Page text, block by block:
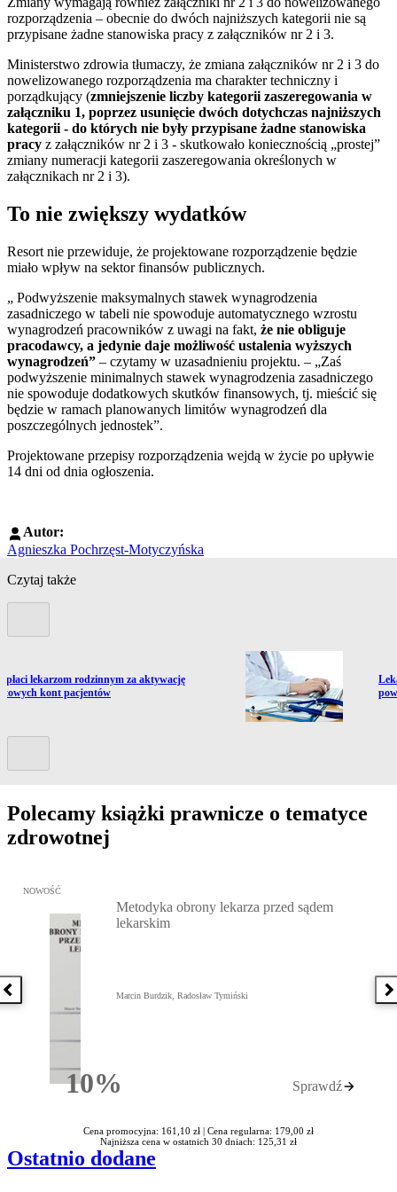
rozporządzenia – obecnie do dwóch najniższych kategorii nie są
przypisane żadne stanowiska pracy z załączników nr 2 i 3.
Ministerstwo zdrowia tłumaczy, że zmiana załączników nr 2 i 3 do
nowelizowanego rozporządzenia ma charakter techniczny i
porządkujący (zmniejszenie liczby kategorii zaszeregowania w
załączniku 1, poprzez usunięcie dwóch dotychczas najniższych
kategorii - do których nie były przypisane żadne stanowiska
pracy z załączników nr 2 i 3 - skutkowało koniecznością „prostej”
zmiany numeracji kategorii zaszeregowania określonych w
załącznikach nr 2 i 3).
To nie zwiększy wydatków
Resort nie przewiduje, że projektowane rozporządzenie będzie
miało wpływ na sektor finansów publicznych.
„ Podwyższenie maksymalnych stawek wynagrodzenia
zasadniczego w tabeli nie spowoduje automatycznego wzrostu
wynagrodzeń pracowników z uwagi na fakt, że nie obliguje
pracodawcy, a jedynie daje możliwość ustalenia wyższych
wynagrodzeń” – czytamy w uzasadnieniu projektu. – „Zaś
podwyższenie minimalnych stawek wynagrodzenia zasadniczego
nie spowoduje dodatkowych skutków finansowych, tj. mieścić się
będzie w ramach planowanych limitów wynagrodzeń dla
poszczególnych jednostek”.
Projektowane przepisy rozporządzenia wejdą w życie po upływie
14 dni od dnia ogłoszenia.
Autor:
Agnieszka Pochrzęst-Motyczyńska
Czytaj także
do artykułu:
lekarzom rodzinnym za aktywację
kont pacjentów
Polecamy książki prawnicze o tematyce
zdrowotnej
Poprzednia książka
Przejdź do: Metodyka obrony lekarza przed sądem lekarskim,
NOWOŚĆ
10%Rabatu
Metodyka obrony lekarza przed sądem
lekarskim
Marcin Burdzik, Radosław Tymiński
Sprawdź
Cena promocyjna: 161,10 zł | Cena regularna: 179,00 zł
Najniższa cena w ostatnich 30 dniach: 125,31 zł
Ostatnio dodane